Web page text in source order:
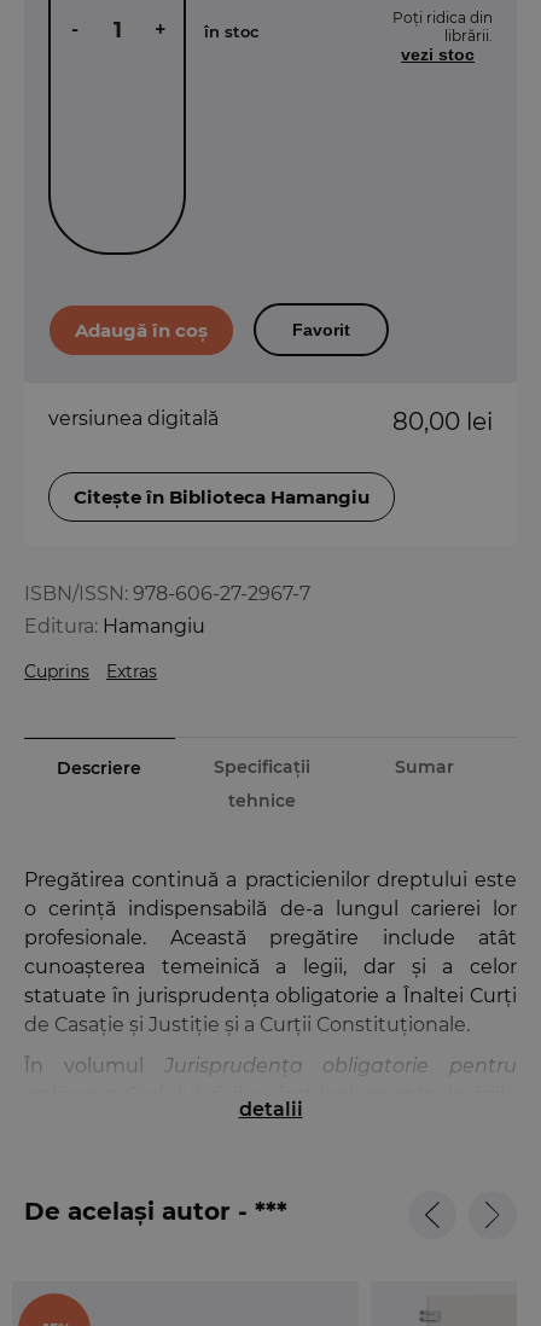
ISBN/ISSN: 978-606-27-2967-7
Editura: Hamangiu
Cuprins Extras
- + în stoc
Poți ridica din
librării.
vezi stoc
Favorit
versiunea digitală 80,00 lei
Citește în Biblioteca Hamangiu
Descriere
Specificații
tehnice
Sumar
Pregătirea continuă a practicienilor dreptului este
o cerință indispensabilă de-a lungul carierei lor
profesionale. Această pregătire include atât
cunoașterea temeinică a legii, dar și a celor
statuate în jurisprudența obligatorie a Înaltei Curți
de Casație și Justiție și a Curții Constituționale.
În volumul
Jurisprudența obligatorie pentru
au fost incluse atât deciziile
prin care Curtea Constituțională a declarat
completurile competente ale Înaltei Curți de
interesul legii în materie, fiind redate in extenso
detalii
De același autor - ***